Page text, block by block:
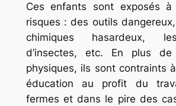
Ces enfants sont exposés à
risques : des outils
chimiques hasardeux,
d’insectes, etc. En plus
physiques, ils sont contraints
éducation au profit du
fermes et dans le pire des